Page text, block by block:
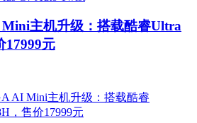
主机升级：搭载酷睿Ultra
17999元